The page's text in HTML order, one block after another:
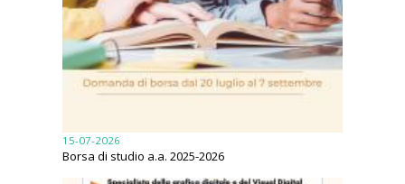
15-07-2026
Borsa di studio a.a. 2025-2026